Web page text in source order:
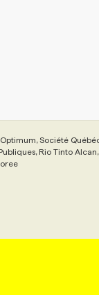
Société
Rio Tinto